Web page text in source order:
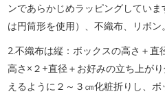
ンであらかじめラッピングしてい
は円筒形を使用）、不織布、リボン。
2.不織布は縦：ボックスの高さ＋
高さ×２+直径＋お好みの立ち上が
えるように２～３㎝化粧折りし、ボ